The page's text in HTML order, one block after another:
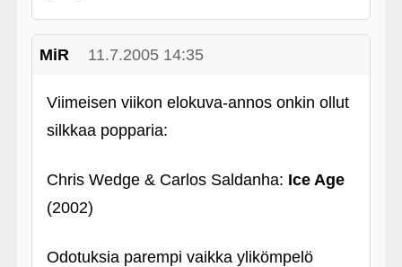
MiR 11.7.2005 14:35
Viimeisen viikon elokuva-annos onkin ollut
silkkaa popparia:
Chris Wedge & Carlos Saldanha: Ice Age
(2002)
Odotuksia parempi vaikka ylikömpelö